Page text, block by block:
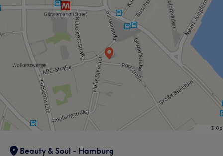
Beauty & Soul - Hamburg